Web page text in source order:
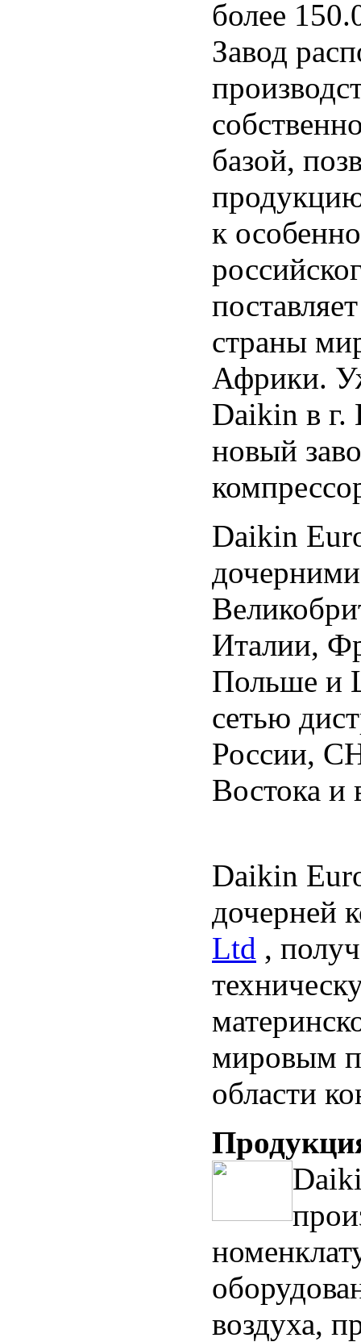
более
Завод
базой,
к
страны
Африки.
Daikin в г.
новый
Daikin
Италии,
Польше и
сетью
России,
Востока и
Daikin
дочерней
Ltd ,
мировым
области
воздуха,